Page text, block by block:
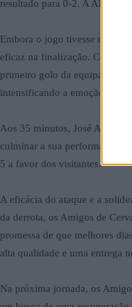
resultado para 0-2. A AD
Embora o jogo tivesse muitas
eficaz na finalização.
primeiro golo da equipa local
intensificando a emoção e a
Aos 35 minutos, José Abreu
culminar a sua performance,
5 a favor dos visitantes.
A eficácia do ataque e a
da derrota, os Amigos de
promessa de que melhores
alta qualidade e uma entrega
Na próxima jornada, os